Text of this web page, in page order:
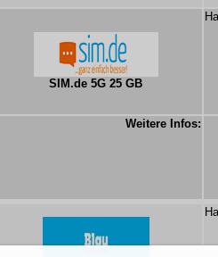
SIM.de 5G 25 GB
Weitere Infos: